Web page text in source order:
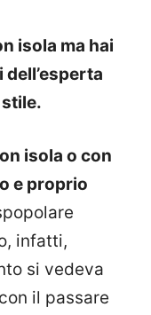
isola ma hai
isola o con
e proprio
infatti,
si vedeva
il passare